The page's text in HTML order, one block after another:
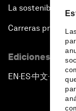
La sostenibilidad
Carreras
Ediciones en
EN ▪ES▪中文▪ 日本語